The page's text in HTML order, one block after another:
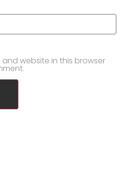
and website in this browser